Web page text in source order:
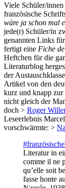
Viele Schüler/
französische
wäre ja schon mal
jede(r) Schüler/in
genannten Links
fertigt eine Fiche
Heftchen für die
Literaturblog
der
Artikel von den
kurz und knapp zur
nicht gleich der
doch > Roger
Leseerlebnis
vorschwärmte: >
Literatur in
comme il ne
qu’elle soit
fasse honte